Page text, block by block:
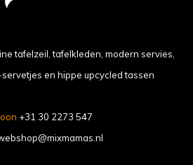
tafelzeil, tafelkleden, modern servies,
en hippe upcycled tassen
+31 30 2273 547